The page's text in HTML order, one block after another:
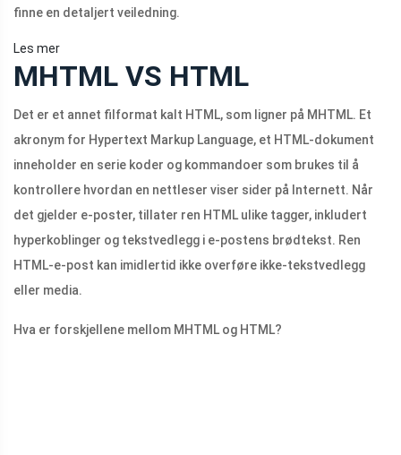
finne en detaljert veiledning.
Les mer
MHTML VS HTML
Det er et annet filformat kalt HTML, som ligner på MHTML. Et
akronym for Hypertext Markup Language, et HTML-dokument
inneholder en serie koder og kommandoer som brukes til å
kontrollere hvordan en nettleser viser sider på Internett. Når
det gjelder e-poster, tillater ren HTML ulike tagger, inkludert
hyperkoblinger og tekstvedlegg i e-postens brødtekst. Ren
HTML-e-post kan imidlertid ikke overføre ikke-tekstvedlegg
eller media.
Hva er forskjellene mellom MHTML og HTML?